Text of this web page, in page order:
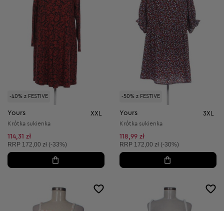
-40% z FESTIVE
Yours XXL
Krótka sukienka
114,31 zł
Cena sugerowana:
RRP 172,00 zł (-33%)
-50% z FESTIVE
Yours 3XL
Krótka sukienka
118,99 zł
Cena sugerowana:
RRP 172,00 zł (-30%)